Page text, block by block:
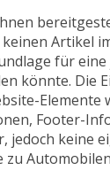
Artikel
für
könnte. Die
Elemente
Footer-
jedoch keine
zu